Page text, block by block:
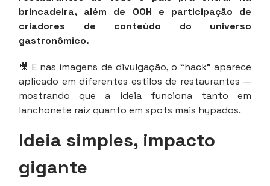
brincadeira, além de OOH e participação de
criadores de conteúdo do universo
gastronômico.
🎥 E nas imagens de divulgação, o “hack” aparece
aplicado em diferentes estilos de restaurantes —
mostrando que a ideia funciona tanto em
lanchonete raiz quanto em spots mais hypados.
Ideia simples, impacto
gigante